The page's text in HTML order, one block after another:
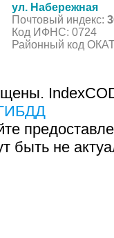
ул. Набережная
Почтовый индекс:
Код ИФНС: 0724
Районный код
быть не